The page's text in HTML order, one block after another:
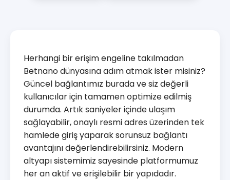
Herhangi bir erişim engeline takılmadan
Betnano dünyasına adım atmak ister misiniz?
Güncel bağlantımız burada ve siz değerli
kullanıcılar için tamamen optimize edilmiş
durumda. Artık saniyeler içinde ulaşım
sağlayabilir, onaylı resmi adres üzerinden tek
hamlede giriş yaparak sorunsuz bağlantı
avantajını değerlendirebilirsiniz. Modern
altyapı sistemimiz sayesinde platformumuz
her an aktif ve erişilebilir bir yapıdadır.